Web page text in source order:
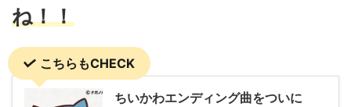
ね！！
こちらもCHECK
ちいかわエンディング曲をついに